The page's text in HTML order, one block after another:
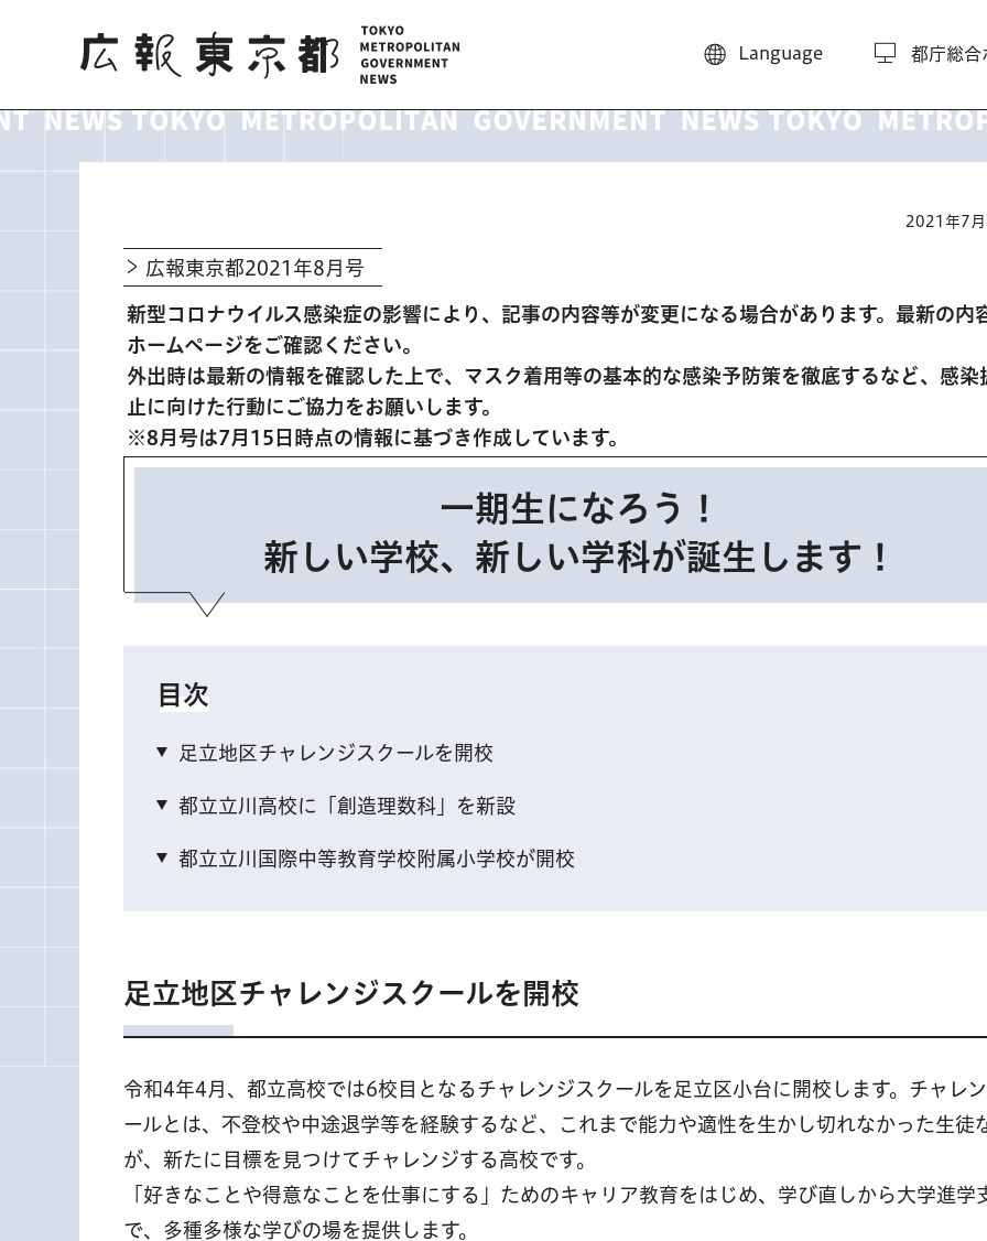
広報東京都
Language 都庁総合
2021年7
広報東京都2021年8月号
新型コロナウイルス感染症の影響により、記事の内容等が変更になる場合があります。最新の内
ホームページをご確認ください。
外出時は最新の情報を確認した上で、マスク着用等の基本的な感染予防策を徹底するなど、感染
止に向けた行動にご協力をお願いします。
※8月号は7月15日時点の情報に基づき作成しています。
一期生になろう！
新しい学校、新しい学科が誕生します！
目次
足立地区チャレンジスクールを開校
都立立川高校に「創造理数科」を新設
都立立川国際中等教育学校附属小学校が開校
足立地区チャレンジスクールを開校
令和4年4月、都立高校では6校目となるチャレンジスクールを足立区小台に開校します。チャレ
ールとは、不登校や中途退学等を経験するなど、これまで能力や適性を生かし切れなかった生徒
が、新たに目標を見つけてチャレンジする高校です。
「好きなことや得意なことを仕事にする」ためのキャリア教育をはじめ、学び直しから大学進学
で、多種多様な学びの場を提供します。